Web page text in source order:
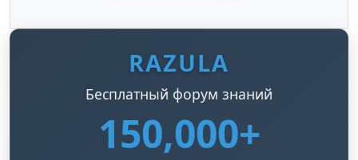
RAZULA
Бесплатный форум знаний
150,000+